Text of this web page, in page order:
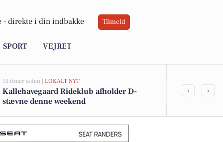
- direkte i din indbakke Tilmeld
SPORT VEJRET
15 timer siden | LOKALT NYT
Kallehavegaard Rideklub afholder D-
stævne denne weekend
Kristrup
‹ ›